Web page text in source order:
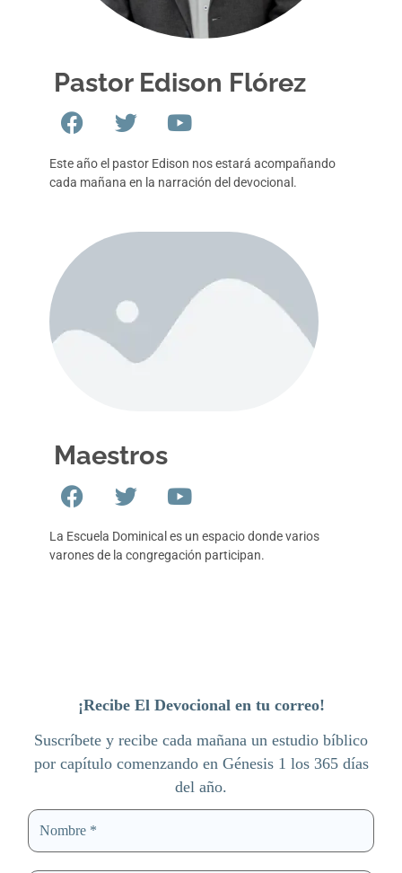
Pastor Edison Flórez
Este año el pastor Edison nos estará acompañando
cada mañana en la narración del devocional.
Maestros
La Escuela Dominical es un espacio donde varios
varones de la congregación participan.
¡Recibe El Devocional en tu correo!
Suscríbete y recibe cada mañana un estudio bíblico
por capítulo comenzando en Génesis 1 los 365 días
del año.